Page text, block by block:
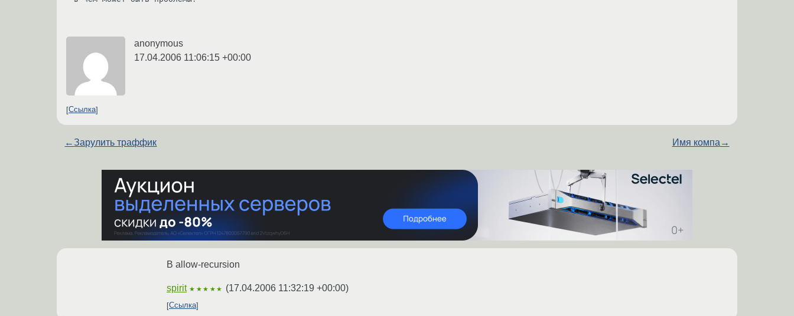
anonymous
17.04.2006 11:06:15 +00:00
Ссылка
←Зарулить траффик Имя компа →
В allow-recursion
spirit ★★★★★ (17.04.2006 11:32:19 +00:00)
Ссылка